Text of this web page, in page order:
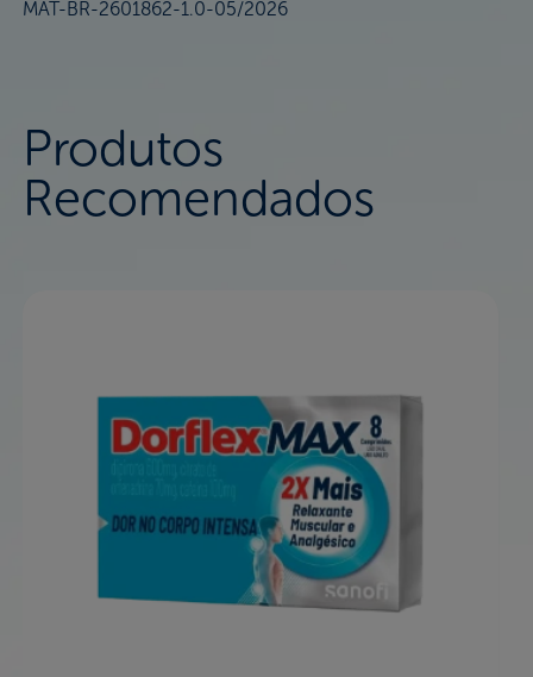
MAT-BR-2601862-1.0-05/2026
Produtos
Recomendados